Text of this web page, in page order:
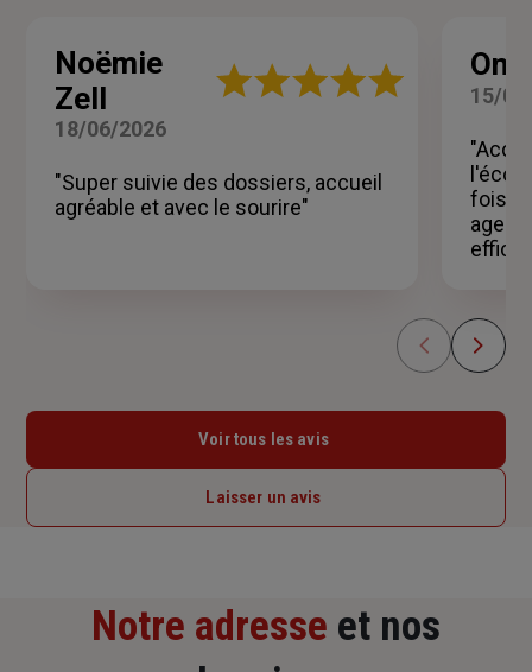
Noëmie
Zell
Note
étoiles
18/06/2026
"Super suivie des dossiers, accueil
agréable et avec le sourire"
15/
fois
Voir tous les avis
Laisser un avis
Notre adresse et nos